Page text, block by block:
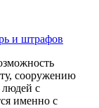
и штрафов
сооружению
людей с
именно с